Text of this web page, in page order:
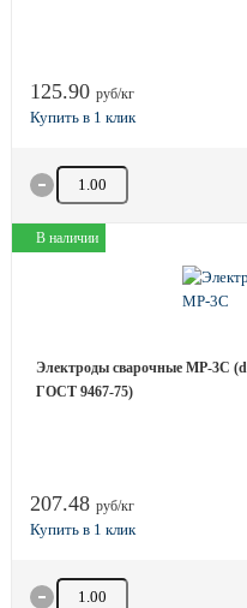
125.90 руб/кг
Количество товара
В наличии
Электроды сварочные МР-3С
ГОСТ 9467-75)
207.48 руб/кг
Количество товара